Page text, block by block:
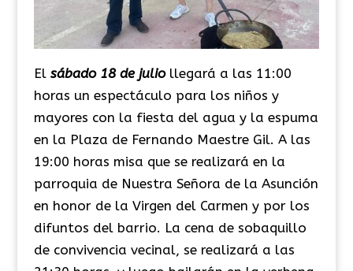
El sábado 18 de juliollegará a las 11:00
horas un espectáculo para los niños y
mayores con la fiesta del agua y la espuma
en la Plaza de Fernando Maestre Gil. A las
19:00 horas misa que se realizará en la
parroquia de Nuestra Señora de la Asunción
en honor de la Virgen del Carmen y por los
difuntos del barrio. La cena de sobaquillo
de convivencia vecinal, se realizará a las